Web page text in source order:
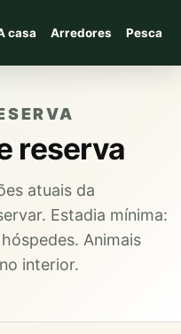
casa Arredores Pesca
reserva
atuais da
Estadia mínima:
Animais
interior.